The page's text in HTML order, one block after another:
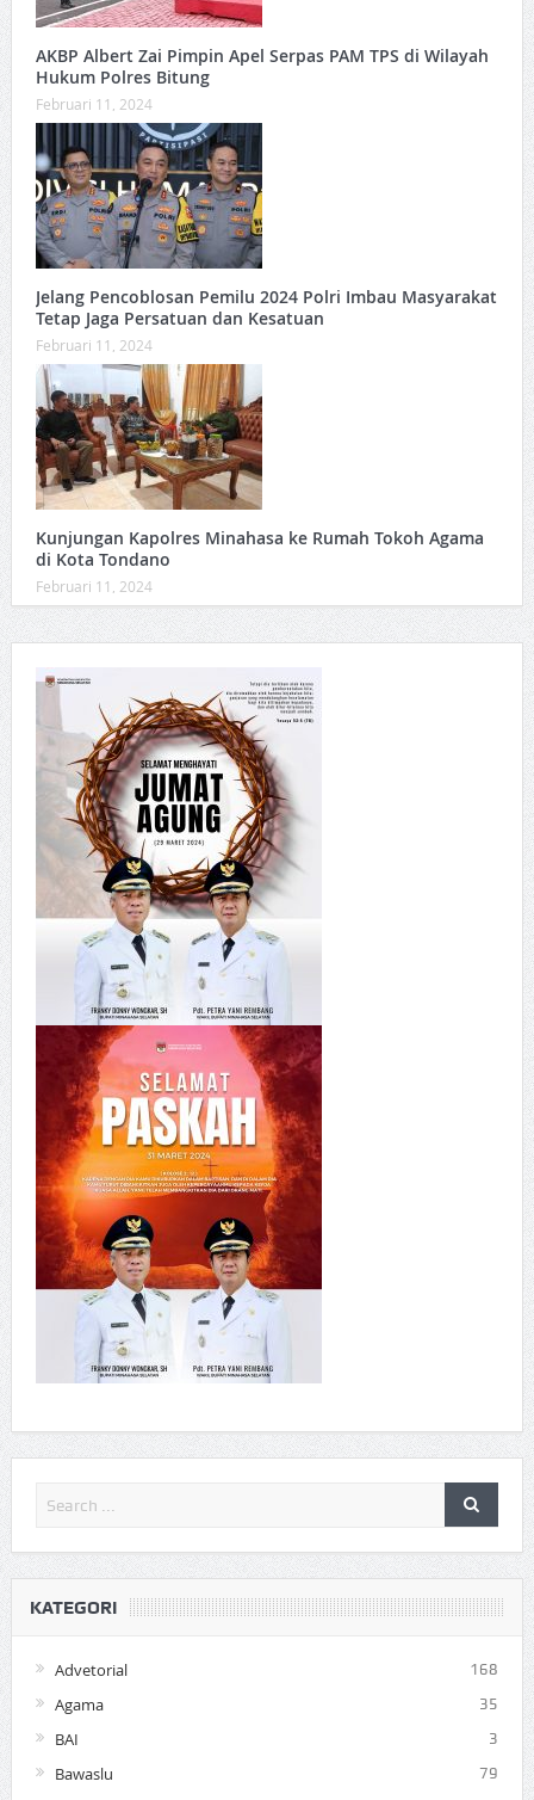
AKBP Albert Zai Pimpin Apel Serpas PAM TPS di Wilayah
Hukum Polres Bitung
Februari 11, 2024
Jelang Pencoblosan Pemilu 2024 Polri Imbau Masyarakat
Tetap Jaga Persatuan dan Kesatuan
Februari 11, 2024
Kunjungan Kapolres Minahasa ke Rumah Tokoh Agama
di Kota Tondano
Februari 11, 2024
KATEGORI
Advetorial 168
Agama 35
BAI 3
Bawaslu 79